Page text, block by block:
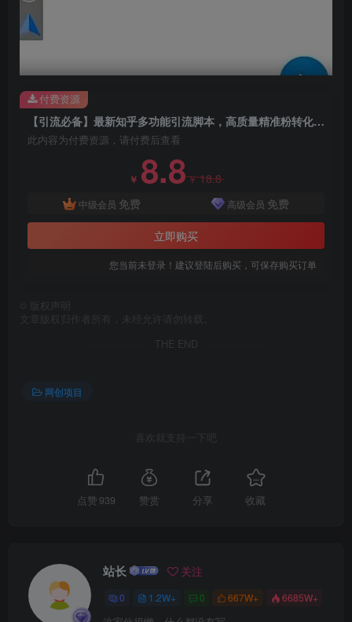
【引流必备】最新知乎多功能引流脚本，高质量精准粉转化率嘎嘎高【引流脚本+使用教程】
此内容为付费资源，请付费后查看
￥ 8.8￥18.8
中级会员 免费 高级会员 免费
立即购买
您当前未登录！建议登陆后购买，可保存购买订单
付费资源
版权声明
文章版权归作者所有，未经允许请勿转载。
THE END
网创项目
喜欢就支持一下吧
点赞 939 赞赏 分享 收藏
站长 关注
0 1.2W+ 0 667W+ 6685W+